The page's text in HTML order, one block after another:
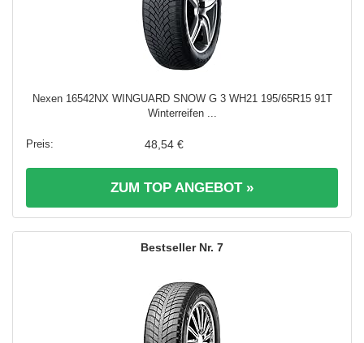
Nexen 16542NX WINGUARD SNOW G 3 WH21 195/65R15 91T
Winterreifen ...
48,54 €
ZUM TOP ANGEBOT »
7